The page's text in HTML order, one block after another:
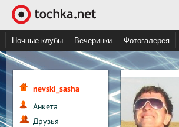
Ночные клубы Вечеринки Фотогалерея
nevski_sasha
Анкета
Друзья